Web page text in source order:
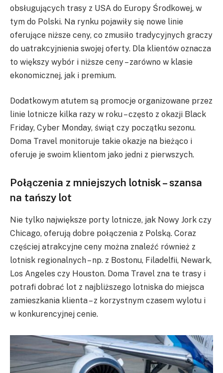
obsługujących trasy z USA do Europy Środkowej, w
tym do Polski. Na rynku pojawiły się nowe linie
oferujące niższe ceny, co zmusiło tradycyjnych graczy
do uatrakcyjnienia swojej oferty. Dla klientów oznacza
to większy wybór i niższe ceny – zarówno w klasie
ekonomicznej, jak i premium.
Dodatkowym atutem są promocje organizowane przez
linie lotnicze kilka razy w roku – często z okazji Black
Friday, Cyber Monday, świąt czy początku sezonu.
Doma Travel monitoruje takie okazje na bieżąco i
oferuje je swoim klientom jako jedni z pierwszych.
Połączenia z mniejszych lotnisk – szansa
na tańszy lot
Nie tylko największe porty lotnicze, jak Nowy Jork czy
Chicago, oferują dobre połączenia z Polską. Coraz
częściej atrakcyjne ceny można znaleźć również z
lotnisk regionalnych – np. z Bostonu, Filadelfii, Newark,
Los Angeles czy Houston. Doma Travel zna te trasy i
potrafi dobrać lot z najbliższego lotniska do miejsca
zamieszkania klienta – z korzystnym czasem wylotu i
w konkurencyjnej cenie.